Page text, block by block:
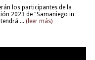
los participantes de la
2023 de "Samaniego in
... (leer más)